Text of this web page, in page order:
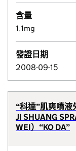
含量
1.1mg
發證日期
2008-09-15
“科達”肌爽噴液
JI SHUANG
WEI）“KO DA”